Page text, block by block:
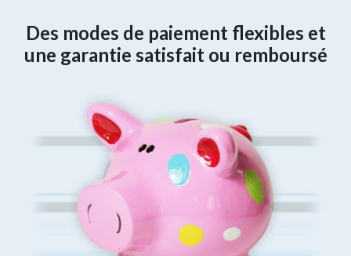
Des modes de paiement flexibles et
une garantie satisfait ou remboursé